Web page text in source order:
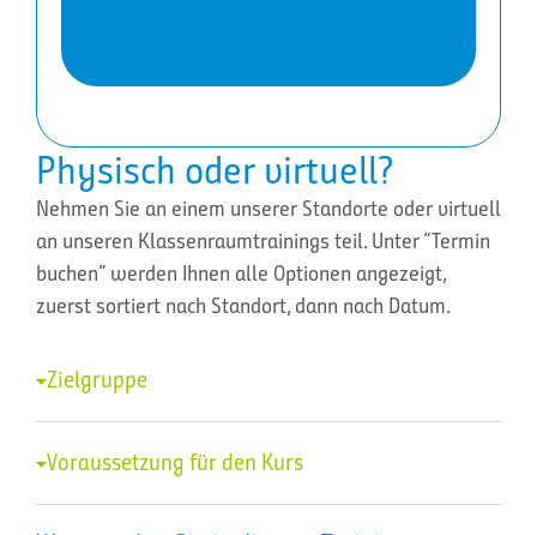
Physisch oder virtuell?
Nehmen Sie an einem unserer Standorte oder virtuell
an unseren Klassenraumtrainings teil. Unter “Termin
buchen” werden Ihnen alle Optionen angezeigt,
zuerst sortiert nach Standort, dann nach Datum.
Zielgruppe
Voraussetzung für den Kurs